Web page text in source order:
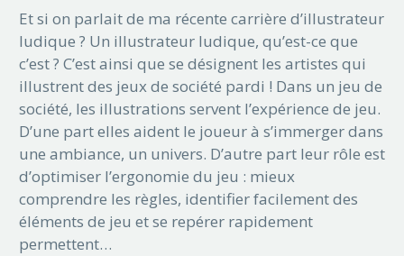
Et si on parlait de ma récente carrière d’illustrateur
ludique ? Un illustrateur ludique, qu’est-ce que
c’est ? C’est ainsi que se désignent les artistes qui
illustrent des jeux de société pardi ! Dans un jeu de
société, les illustrations servent l’expérience de jeu.
D’une part elles aident le joueur à s’immerger dans
une ambiance, un univers. D’autre part leur rôle est
d’optimiser l’ergonomie du jeu : mieux
comprendre les règles, identifier facilement des
éléments de jeu et se repérer rapidement
permettent…